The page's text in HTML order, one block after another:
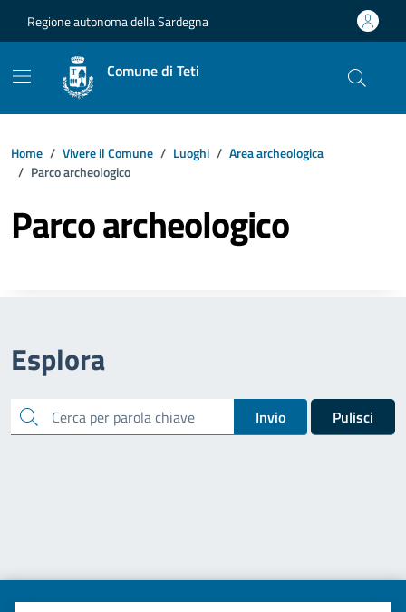
Regione autonoma della Sardegna
Comune di Teti
Home Vivere il Comune Luoghi
Area archeologica
Parco archeologico
Parco archeologico
Esplora
cerca Invio Pulisci